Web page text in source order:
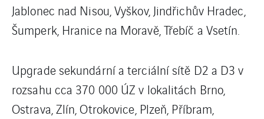
Jablonec nad Nisou, Vyškov, Jindřichův Hradec,
Šumperk, Hranice na Moravě, Třebíč a Vsetín.
Upgrade sekundární a terciální sítě D2 a D3 v
rozsahu cca 370 000 ÚZ v lokalitách Brno,
Ostrava, Zlín, Otrokovice, Plzeň, Příbram,